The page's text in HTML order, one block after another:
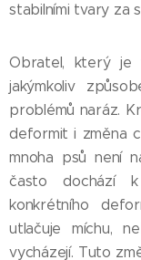
stabilními tvary za
Obratel, který je
jakýmkoliv
problémů naráz.
deformit i změna
mnoha psů není
často dochází
konkrétního
utlačuje míchu,
vycházejí. Tuto